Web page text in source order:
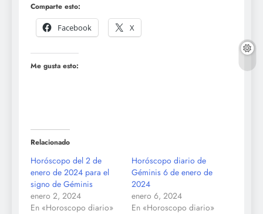
Comparte esto:
Facebook
X
Me gusta esto:
Relacionado
Horóscopo del 2 de
enero de 2024 para el
signo de Géminis
enero 2, 2024
En «Horoscopo diario»
Horóscopo diario de
Géminis 6 de enero de
2024
enero 6, 2024
En «Horoscopo diario»